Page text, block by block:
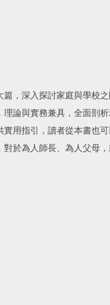
，深入探討家庭與學校
論與實務兼具，全面剖
用指引，讀者從本書也
於為人師長、為人父母